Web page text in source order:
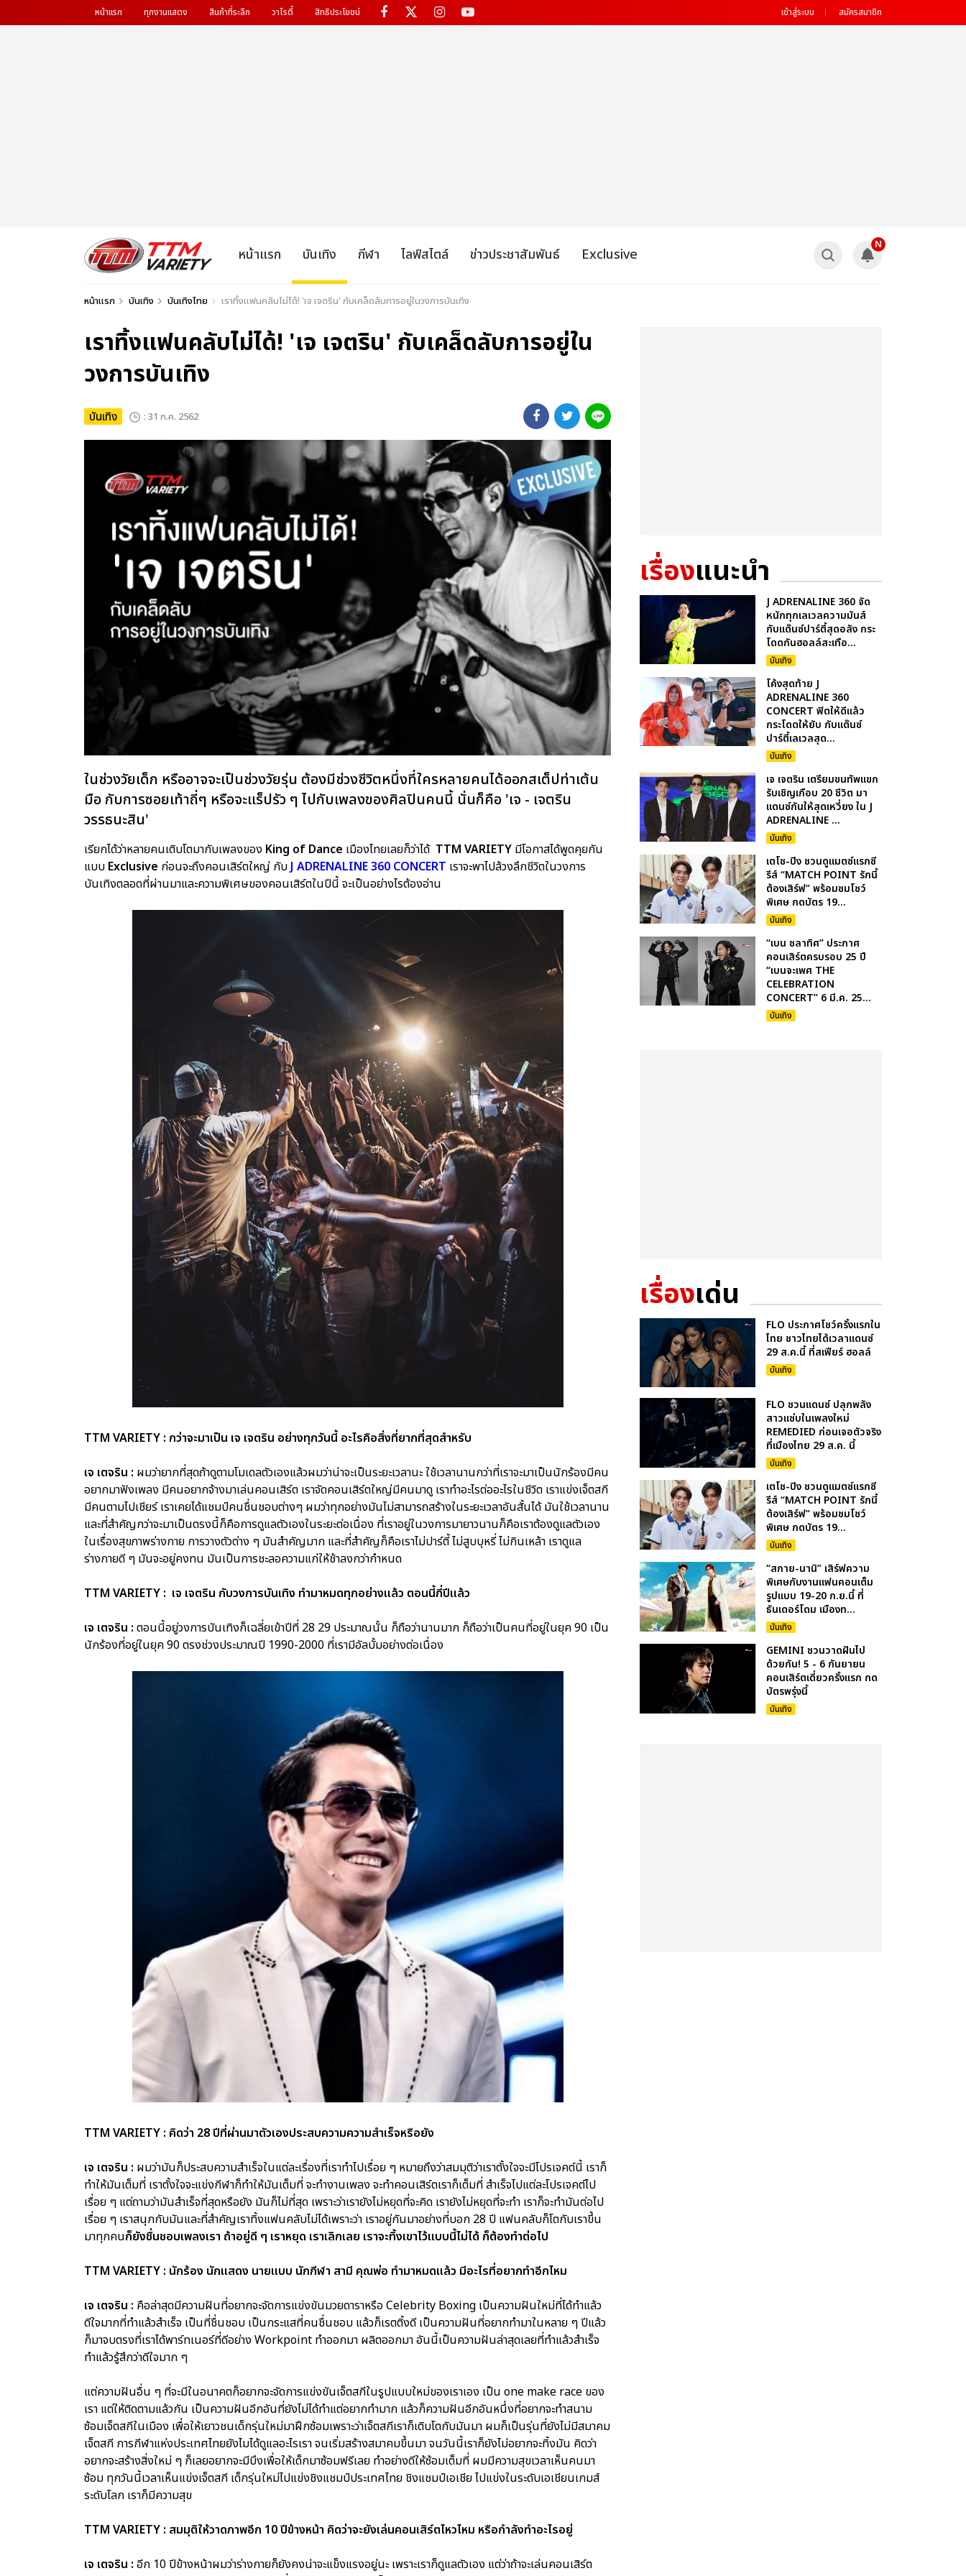
หน้าแรก ทุกงานแสดง สินค้าที่ระลึก วาไรตี้ สิทธิประโยชน์ เข้าสู่ระบบ สมัครสมาชิก
หน้าแรก บันเทิง กีฬา ไลฟ์สไตล์ ข่าวประชาสัมพันธ์ Exclusive
N
หน้าแรก บันเทิง บันเทิงไทย เราทิ้งแฟนคลับไม่ได้! 'เจ เจตริน' กับเคล็ดลับการอยู่ในวงการบันเทิง
เราทิ้งแฟนคลับไม่ได้! 'เจ เจตริน' กับเคล็ดลับการอยู่ใน
วงการบันเทิง
บันเทิง : 31 ก.ค. 2562
ในช่วงวัยเด็ก หรืออาจจะเป็นช่วงวัยรุ่น ต้องมีช่วงชีวิตหนึ่งที่ใครหลายคนได้ออกสเต็ปท่าเต้น
มือ กับการซอยเท้าถี่ๆ หรือจะแร็ปรัว ๆ ไปกับเพลงของศิลปินคนนี้ นั่นก็คือ 'เจ - เจตริน
วรรธนะสิน'
เรียกได้ว่าหลายคนเติบโตมากับเพลงของ King of Dance เมืองไทยเลยก็ว่าได้ TTM VARIETY มีโอกาสได้พูดคุยกัน
แบบ Exclusive ก่อนจะถึงคอนเสิร์ตใหญ่ กับJ ADRENALINE 360 CONCERT เราจะพาไปล้วงลึกชีวิตในวงการ
บันเทิงตลอดที่ผ่านมาและความพิเศษของคอนเสิร์ตในปีนี้ จะเป็นอย่างไรต้องอ่าน
TTM VARIETY : กว่าจะมาเป็น เจ เจตริน อย่างทุกวันนี้ อะไรคือสิ่งที่ยากที่สุดสำหรับ
เจ เตจริน : ผมว่ายากที่สุดถ้าดูตามโมเดลตัวเองแล้วผมว่าน่าจะเป็นระยะเวลานะ ใช้เวลานานกว่าที่เราจะมาเป็นนักร้องมีคน
อยากมาฟังเพลง มีคนอยากจ้างมาเล่นคอนเสิร์ต เราจัดคอนเสิร์ตใหญ่มีคนมาดู เราทำอะไรต่ออะไรในชีวิต เราแข่งเจ็ตสกี
มีคนตามไปเชียร์ เราเคยได้แชมป์คนชื่นชอบต่างๆ ผมว่าทุกอย่างมันไม่สามารถสร้างในระยะเวลาอันสั้นได้ มันใช้เวลานาน
และที่สำคัญกว่าจะมาเป็นตรงนี้ก็คือการดูแลตัวเองในระยะต่อเนื่อง ที่เราอยู่ในวงการมายาวนานก็คือเราต้องดูแลตัวเอง
ในเรื่องสุขภาพร่างกาย การวางตัวต่าง ๆ มันสำคัญมาก และที่สำคัญก็คือเราไม่ปาร์ตี้ ไม่สูบบุหรี่ ไม่กินเหล้า เราดูแล
ร่างกายดี ๆ มันจะอยู่คงทน มันเป็นการชะลอความแก่ให้ช้าลงกว่ากำหนด
TTM VARIETY : เจ เจตริน กับวงการบันเทิง ทำมาหมดทุกอย่างแล้ว ตอนนี้กี่ปีแล้ว
เจ เตจริน : ตอนนี้อยู่วงการบันเทิงก็เฉลี่ยเข้าปีที่ 28 29 ประมาณนั้น ก็ถือว่านานมาก ก็ถือว่าเป็นคนที่อยู่ในยุค 90 เป็น
นักร้องที่อยู่ในยุค 90 ตรงช่วงประมาณปี 1990-2000 ที่เรามีอัลบั้มอย่างต่อเนื่อง
TTM VARIETY : คิดว่า 28 ปีที่ผ่านมาตัวเองประสบความความสำเร็จหรือยัง
เจ เตจริน : ผมว่ามันก็ประสบความสำเร็จในแต่ละเรื่องที่เราทำไปเรื่อย ๆ หมายถึงว่าสมมุติว่าเราตั้งใจจะมีโปรเจคต์นี้ เราก็
ทำให้มันเต็มที่ เราตั้งใจจะแข่งกีฬาก็ทำให้มันเต็มที่ จะทำงานเพลง จะทำคอนเสิร์ตเราก็เต็มที่ สำเร็จไปแต่ละโปรเจคต์ไป
เรื่อย ๆ แต่ถามว่ามันสำเร็จที่สุดหรือยัง มันก็ไม่ที่สุด เพราะว่าเรายังไม่หยุดที่จะคิด เรายังไม่หยุดที่จะทำ เราก็จะทำมันต่อไป
เรื่อย ๆ เราสนุกกับมันและที่สำคัญเราทิ้งแฟนคลับไม่ได้เพราะว่า เราอยู่กันมาอย่างที่บอก 28 ปี แฟนคลับก็โตกับเราขึ้น
มาทุกคนก็ยังชื่นชอบเพลงเรา ถ้าอยู่ดี ๆ เราหยุด เราเลิกเลย เราจะทิ้งเขาไว้แบบนี้ไม่ได้ ก็ต้องทำต่อไป
TTM VARIETY : นักร้อง นักแสดง นายแบบ นักกีฬา สามี คุณพ่อ ทำมาหมดแล้ว มีอะไรที่อยากทำอีกไหม
เจ เตจริน : คือล่าสุดมีความฝันที่อยากจะจัดการแข่งขันมวยดาราหรือ Celebrity Boxing เป็นความฝันใหม่ที่ได้ทำแล้ว
ดีใจมากที่ทำแล้วสำเร็จ เป็นที่ชื่นชอบ เป็นกระแสที่คนชื่นชอบ แล้วก็เรตติ้งดี เป็นความฝันที่อยากทำมาในหลาย ๆ ปีแล้ว
ก็มาจบตรงที่เราได้พาร์ทเนอร์ที่ดีอย่าง Workpoint ทำออกมา ผลิตออกมา อันนี้เป็นความฝันล่าสุดเลยที่ทำแล้วสำเร็จ
ทำแล้วรู้สึกว่าดีใจมาก ๆ
แต่ความฝันอื่น ๆ ที่จะมีในอนาคตก็อยากจะจัดการแข่งขันเจ็ตสกีในรูปแบบใหม่ของเราเอง เป็น one make race ของ
เรา แต่ให้ติดตามแล้วกัน เป็นความฝันอีกอันที่ยังไม่ได้ทำแต่อยากทำมาก แล้วก็ความฝันอีกอันหนึ่งที่อยากจะทำสนาม
ซ้อมเจ็ตสกีในเมือง เพื่อให้เยาวชนเด็กรุ่นใหม่มาฝึกซ้อมเพราะว่าเจ็ตสกีเราก็เติบโตกับมันมา ผมก็เป็นรุ่นที่ยังไม่มีสมาคม
เจ็ตสกี การกีฬาแห่งประเทศไทยยังไมได้ดูแลอะไรเรา จนเริ่มสร้างสมาคมขึ้นมา จนวันนี้เราก็ยังไม่อยากจะทิ้งมัน คิดว่า
อยากจะสร้างสิ่งใหม่ ๆ ก็เลยอยากจะมีบึงเพื่อให้เด็กมาซ้อมฟรีเลย ทำอย่างดีให้ซ้อมเต็มที่ ผมมีความสุขเวลาเห็นคนมา
ซ้อม ทุกวันนี้เวลาเห็นแข่งเจ็ตสกี เด็กรุ่นใหม่ไปแข่งชิงแชมป์ประเทศไทย ชิงแชมป์เอเชีย ไปแข่งในระดับเอเชียนเกมส์
ระดับโลก เราก็มีความสุข
TTM VARIETY : สมมุติให้วาดภาพอีก 10 ปีข้างหน้า คิดว่าจะยังเล่นคอนเสิร์ตไหวไหม หรือกำลังทำอะไรอยู่
เจ เตจริน : อีก 10 ปีข้างหน้าผมว่าร่างกายก็ยังคงน่าจะแข็งแรงอยู่นะ เพราะเราก็ดูแลตัวเอง แต่ว่าถ้าจะเล่นคอนเสิร์ต
เรื่องแนะนำ
J ADRENALINE 360 จัด
หนักทุกเลเวลความมันส์
กับแด๊นซ์ปาร์ตี้สุดอลัง กระ
โดดกันฮอลล์สะเทือ...
บันเทิง
โค้งสุดท้าย J
ADRENALINE 360
CONCERT ฟิตให้ดีแล้ว
กระโดดให้ยับ กับแด๊นซ์
ปาร์ตี้เลเวลสุด...
บันเทิง
เจ เจตริน เตรียมขนทัพแขก
รับเชิญเกือบ 20 ชีวิต มา
แดนซ์กันให้สุดเหวี่ยง ใน J
ADRENALINE ...
บันเทิง
เตโช-ปิง ชวนดูแมตซ์แรกซี
รีส์ “MATCH POINT รักนี้
ต้องเสิร์ฟ” พร้อมชมโชว์
พิเศษ กดบัตร 19...
บันเทิง
“เบน ชลาทิศ” ประกาศ
คอนเสิร์ตครบรอบ 25 ปี
“เบนจะเพศ THE
CELEBRATION
CONCERT” 6 มี.ค. 25...
บันเทิง
เรื่องเด่น
FLO ประกาศโชว์ครั้งแรกใน
ไทย ชาวไทยได้เวลาแดนซ์
29 ส.ค.นี้ ที่สเฟียร์ ฮอลล์
บันเทิง
FLO ชวนแดนซ์ ปลุกพลัง
สาวแซ่บในเพลงใหม่
REMEDIED ก่อนเจอตัวจริง
ที่เมืองไทย 29 ส.ค. นี้
บันเทิง
เตโช-ปิง ชวนดูแมตซ์แรกซี
รีส์ “MATCH POINT รักนี้
ต้องเสิร์ฟ” พร้อมชมโชว์
พิเศษ กดบัตร 19...
บันเทิง
“สกาย-นานิ” เสิร์ฟความ
พิเศษกับงานแฟนคอนเต็ม
รูปแบบ 19-20 ก.ย.นี้ ที่
ธันเดอร์โดม เมืองท...
บันเทิง
GEMINI ชวนวาดฝันไป
ด้วยกัน! 5 - 6 กันยายน
คอนเสิร์ตเดี่ยวครั้งแรก กด
บัตรพรุ่งนี้
บันเทิง